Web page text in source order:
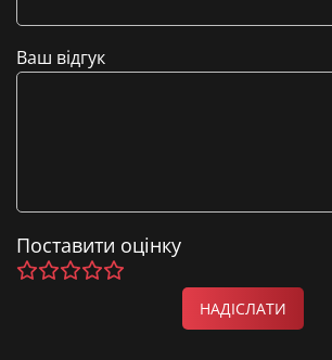
Ваш відгук
Поставити оцінку
НАДІСЛАТИ